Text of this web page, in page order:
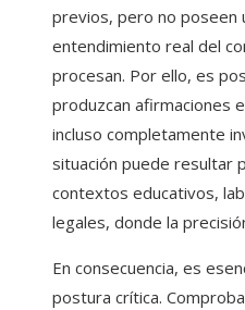
previos, pero no poseen
entendimiento real del
procesan. Por ello, es
produzcan afirmaciones
incluso completamente
situación puede resultar
contextos educativos,
legales, donde la
En consecuencia, es
postura crítica.